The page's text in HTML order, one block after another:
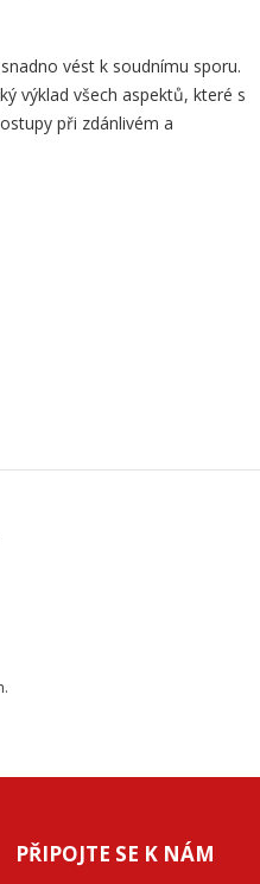
vést k soudnímu sporu.
výklad všech aspektů, které s
při zdánlivém a
PŘIPOJTE SE K NÁM